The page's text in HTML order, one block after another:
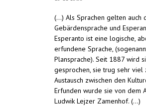
(...) Als Sprachen gelten auch
Gebärdensprache und
Esperanto ist eine logische,
erfundene Sprache,
Plansprache). Seit 1887 wird
gesprochen, sie trug sehr viel
Austausch zwischen den
Erfunden wurde sie von dem
Ludwik Lejzer Zamenhof. (...)